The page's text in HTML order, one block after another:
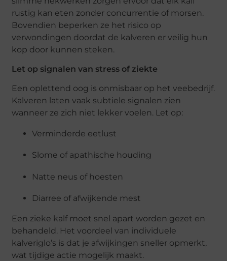
rustig kan eten zonder concurrentie of morsen.
Bovendien beperken ze het risico op
verwondingen doordat de kalveren er veilig hun
kop door kunnen steken.
Let op signalen van stress of ziekte
Een oplettend oog is onmisbaar op het veebedrijf.
Kalveren laten vaak subtiele signalen zien
wanneer ze zich niet lekker voelen. Let op:
Verminderde eetlust
Slome of apathische houding
Natte neus of hoesten
Diarree of afwijkende mest
Een zieke kalf moet snel apart worden gezet en
behandeld. Het voordeel van individuele
kalveriglo’s is dat je afwijkingen sneller opmerkt,
wat tijdige actie mogelijk maakt.